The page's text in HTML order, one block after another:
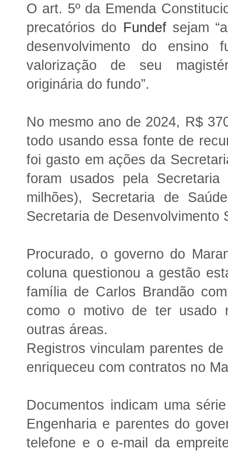
O art. 5º da Emenda
precatórios do Fundefsejam
desenvolvimento do ensino
valorização de seu
originária do fundo”.
No mesmo ano de 2024, R$
todo usando essa fonte de
foi gasto em ações da
foram usados pela
milhões), Secretaria de
Secretaria de Desenvolvimento
Procurado, o governo do
coluna questionou a gestão
família de Carlos Brandão
como o motivo de ter usado
outras áreas.
Registros vinculam parentes
enriqueceu com contratos no
Documentos indicam uma
Engenharia e parentes do
telefone e o e-mail da